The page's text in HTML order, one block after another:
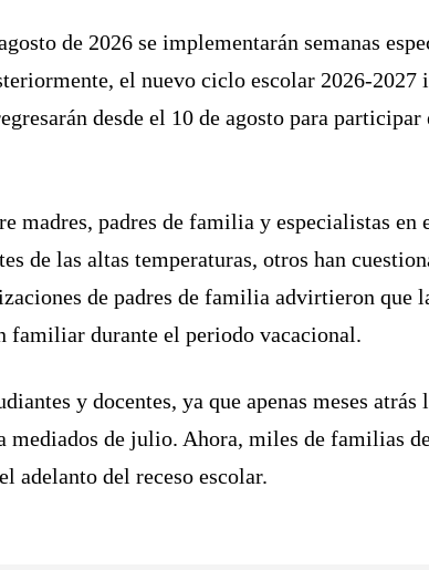
de 2026 se implementarán semanas
el nuevo ciclo escolar 2026-
desde el 10 de agosto para
madres, padres de familia y especialistas en
de las altas temperaturas, otros han
de padres de familia advirtieron que
familiar durante el periodo vacacional.
y docentes, ya que apenas meses
de julio. Ahora, miles de familias
adelanto del receso escolar.